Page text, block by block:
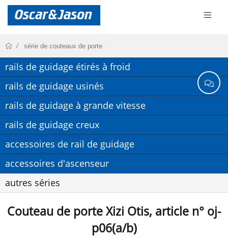
série de couteaux de porte
rails de guidage étirés à froid
rails de guidage usinés
rails de guidage à grande vitesse
rails de guidage creux
accessoires de rail de guidage
accessoires d'ascenseur
autres séries
Couteau de porte Xizi Otis, article n° oj-
p06(a/b)